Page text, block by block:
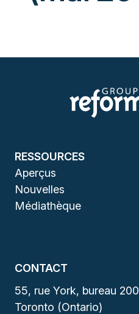
RESSOURCES
Aperçus
Nouvelles
Médiathèque
CONTACT
55, rue York, bureau 200
Toronto (Ontario)